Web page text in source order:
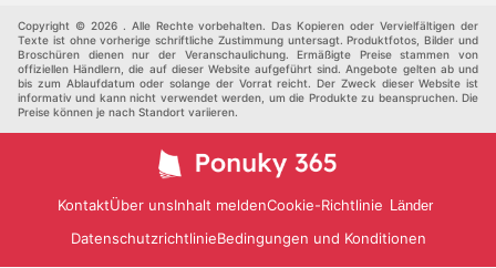
Copyright © 2026 . Alle Rechte vorbehalten. Das Kopieren oder Vervielfältigen der
Texte ist ohne vorherige schriftliche Zustimmung untersagt. Produktfotos, Bilder und
Broschüren dienen nur der Veranschaulichung. Ermäßigte Preise stammen von
offiziellen Händlern, die auf dieser Website aufgeführt sind. Angebote gelten ab und
bis zum Ablaufdatum oder solange der Vorrat reicht. Der Zweck dieser Website ist
informativ und kann nicht verwendet werden, um die Produkte zu beanspruchen. Die
Preise können je nach Standort variieren.
KontaktÜber unsInhalt meldenCookie-Richtlinie Länder
DatenschutzrichtlinieBedingungen und Konditionen